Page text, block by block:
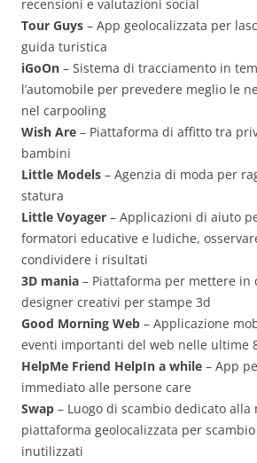
recensioni e valutazioni social
Tour Guys – App geolocalizzata per
guida turistica
iGoOn – Sistema di tracciamento in
l’automobile per prevedere meglio le
nel carpooling
Wish Are – Piattaforma di affitto tra
bambini
Little Models – Agenzia di moda per
statura
Little Voyager – Applicazioni di aiuto
formatori educative e ludiche,
condividere i risultati
3D mania – Piattaforma per mettere in
designer creativi per stampe 3d
Good Morning Web – Applicazione
eventi importanti del web nelle ultime
HelpMe Friend HelpIn a while – App
immediato alle persone care
Swap – Luogo di scambio dedicato alla
piattaforma geolocalizzata per
inutilizzati